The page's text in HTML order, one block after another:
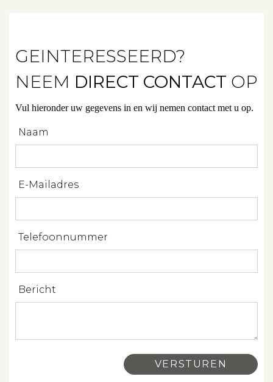
Beheren
Projectbegeleiding
Zoeken
Aanbod
Over ons
Contact
GEINTERESSEERD?
NEEM DIRECT CONTACT OP
Vul hieronder uw gegevens in en wij nemen contact met u op.
Naam
E-Mailadres
Telefoonnummer
Bericht